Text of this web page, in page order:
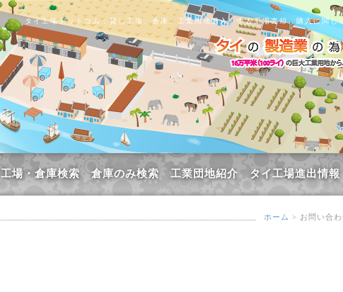
タイ工場ドットコム：貸し工場、倉庫、工業用地購入、中古工場売却、購入に関
工場・倉庫検索 倉庫のみ検索 工業団地紹介 タイ工場進出情報
ホーム > お問い合